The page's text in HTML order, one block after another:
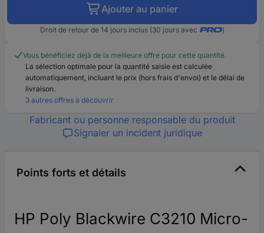
Ajouter au panier
Droit de retour de 14 jours inclus (30 jours avec )
Vous bénéficiez déjà de la meilleure offre pour cette quantité.
La sélection optimale pour la quantité saisie est calculée
automatiquement, incluant le prix (hors frais d'envoi) et le délai de
livraison.
3 autres offres à découvrir
Fabricant ou personne responsable du produit
Signaler un incident juridique
Points forts et détails
HP Poly Blackwire C3210 Micro-